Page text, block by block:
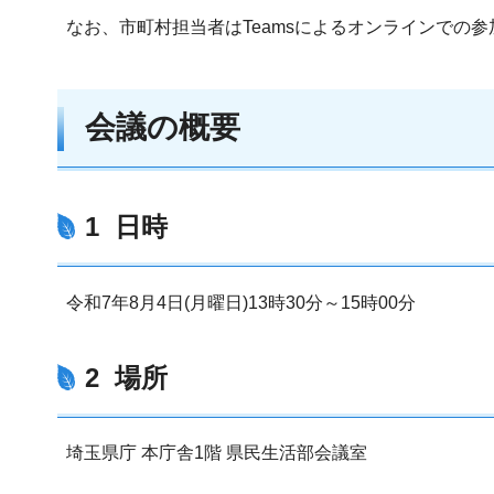
なお、市町村担当者はTeamsによるオンラインでの参
会議の概要
1 日時
令和7年8月4日(月曜日)13時30分～15時00分
2 場所
埼玉県庁 本庁舎1階 県民生活部会議室